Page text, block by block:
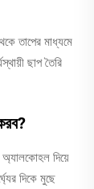
তাপের মাধ্যমে
ছাপ তৈরি
দিয়ে
দিকে মুছে